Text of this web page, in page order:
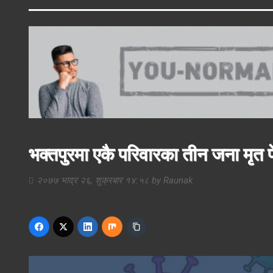
भक्तपुरमा एकै परिवारका तीन जना मृत
२०७७ भाद्र २६, शुक्रबार १४:५८ by Raunak